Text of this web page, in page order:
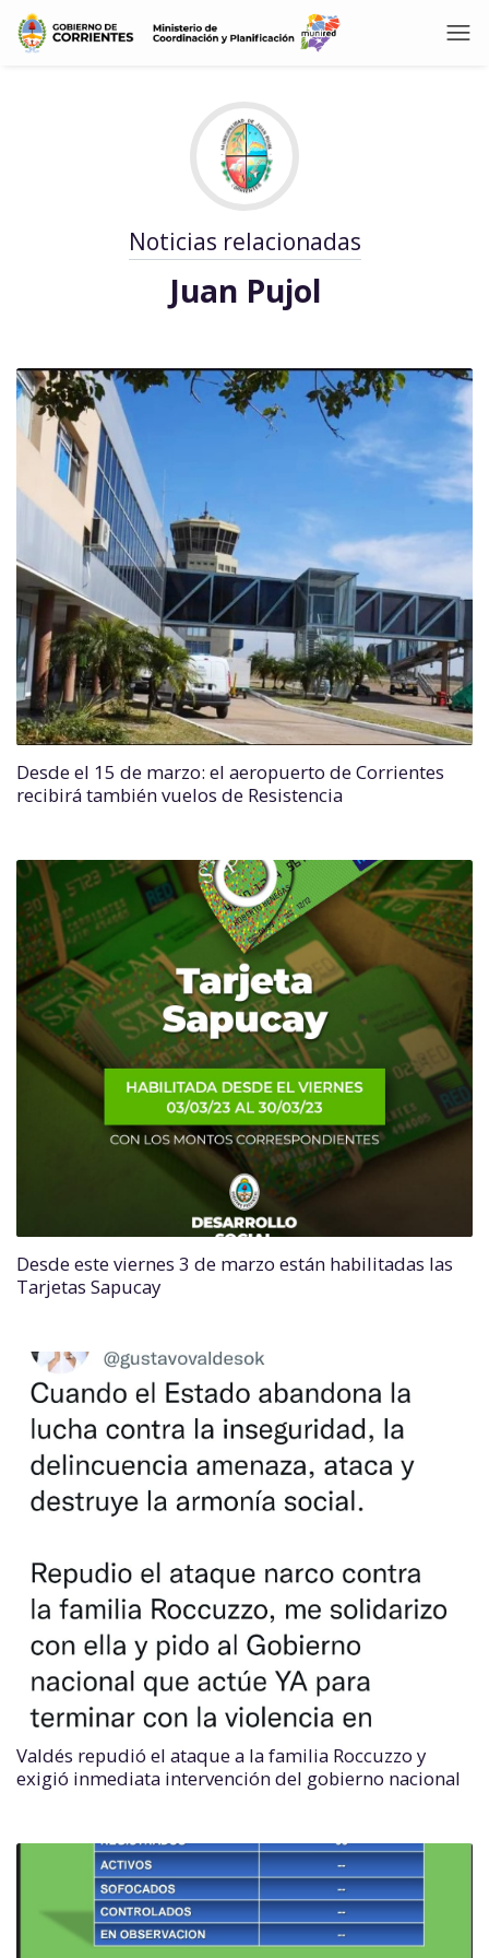
Noticias relacionadas
Juan Pujol
Desde el 15 de marzo: el aeropuerto de Corrientes
recibirá también vuelos de Resistencia
Desde este viernes 3 de marzo están habilitadas las
Tarjetas Sapucay
Valdés repudió el ataque a la familia Roccuzzo y
exigió inmediata intervención del gobierno nacional